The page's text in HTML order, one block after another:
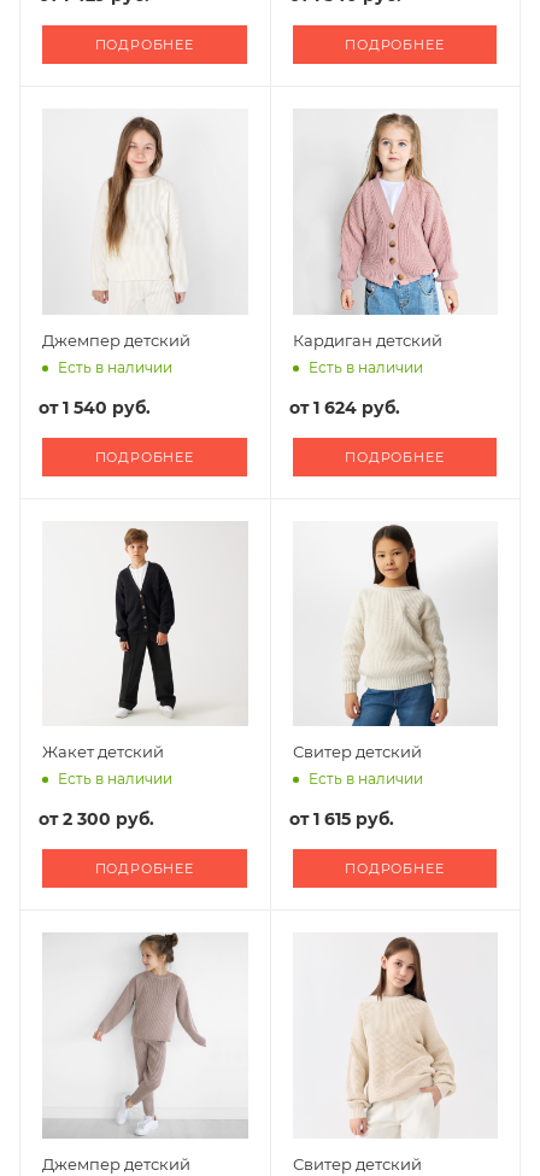
ПОДРОБНЕЕ ПОДРОБНЕЕ
Джемпер детский
Есть в наличии
от1 540 руб.
ПОДРОБНЕЕ
Кардиган детский
Есть в наличии
от1 624 руб.
ПОДРОБНЕЕ
Жакет детский
Есть в наличии
от2 300 руб.
ПОДРОБНЕЕ
Свитер детский
Есть в наличии
от1 615 руб.
ПОДРОБНЕЕ
Джемпер детский Свитер детский